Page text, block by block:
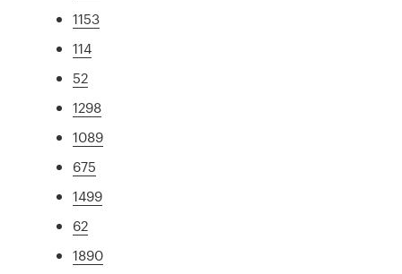
1153
114
52
1298
1089
675
1499
62
1890